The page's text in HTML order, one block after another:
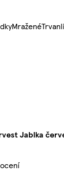
Mražené
Jablka